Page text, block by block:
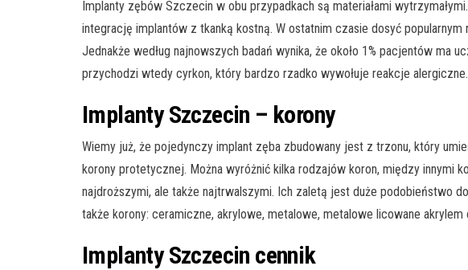
Implanty zębów Szczecin w obu przypadkach są materiałami
integrację implantów z tkanką kostną. W ostatnim czasie dosyć
Jednakże według najnowszych badań wynika, że około 1% pacjentów ma
przychodzi wtedy cyrkon, który bardzo rzadko wywołuje reakcje alergiczne.
Implanty Szczecin – korony
Wiemy już, że pojedynczy implant zęba zbudowany jest z trzonu, który
korony protetycznej. Można wyróżnić kilka rodzajów koron, między innymi
najdroższymi, ale także najtrwalszymi. Ich zaletą jest duże podobieństwo
także korony: ceramiczne, akrylowe, metalowe, metalowe licowane
Implanty Szczecin cennik